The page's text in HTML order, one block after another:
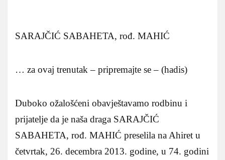
SARAJČIĆ SABAHETA, rođ. MAHIĆ
… za ovaj trenutak – pripremajte se – (hadis)
Duboko ožalošćeni obavještavamo rodbinu i
prijatelje da je naša draga SARAJČIĆ
SABAHETA, rođ. MAHIĆ preselila na Ahiret u
četvrtak, 26. decembra 2013. godine, u 74. godini